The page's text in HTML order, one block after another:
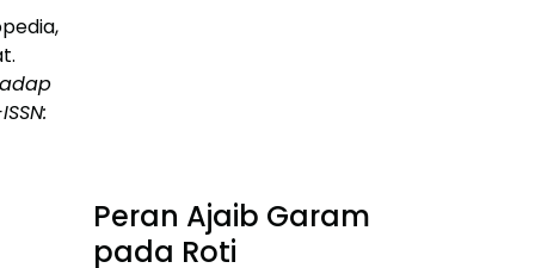
Peran Ajaib Garam
pada Roti